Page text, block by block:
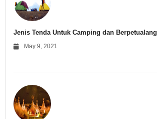
Jenis Tenda Untuk Camping dan Berpetualang
May 9, 2021